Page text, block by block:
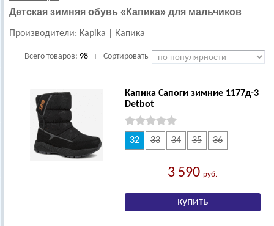
Детская зимняя обувь «Капика» для мальчиков
Производители: Kapika Капика
Всего товаров: 98 Сортировать
Капика Сапоги зимние 1177д-3
Detbot
32 33 34 35 36
3 590руб.